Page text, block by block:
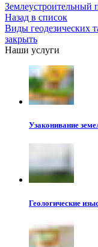
Землеустроительный
Назад в список
Виды геодезических
закрыть
Наши услуги
Узаконивание
Геологические